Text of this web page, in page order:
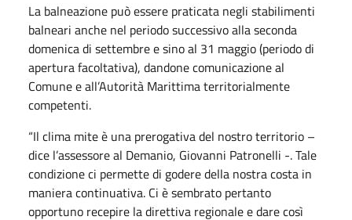
La balneazione può essere praticata negli stabilimenti
balneari anche nel periodo successivo alla seconda
domenica di settembre e sino al 31 maggio (periodo di
apertura facoltativa), dandone comunicazione al
Comune e all’Autorità Marittima territorialmente
competenti.
“Il clima mite è una prerogativa del nostro territorio –
dice l’assessore al Demanio, Giovanni Patronelli -. Tale
condizione ci permette di godere della nostra costa in
maniera continuativa. Ci è sembrato pertanto
opportuno recepire la direttiva regionale e dare così